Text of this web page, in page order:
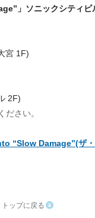
」ソニックシティビ
宮 1F)
2F)
さい。
“Slow Damage”(ザ
トップに戻る